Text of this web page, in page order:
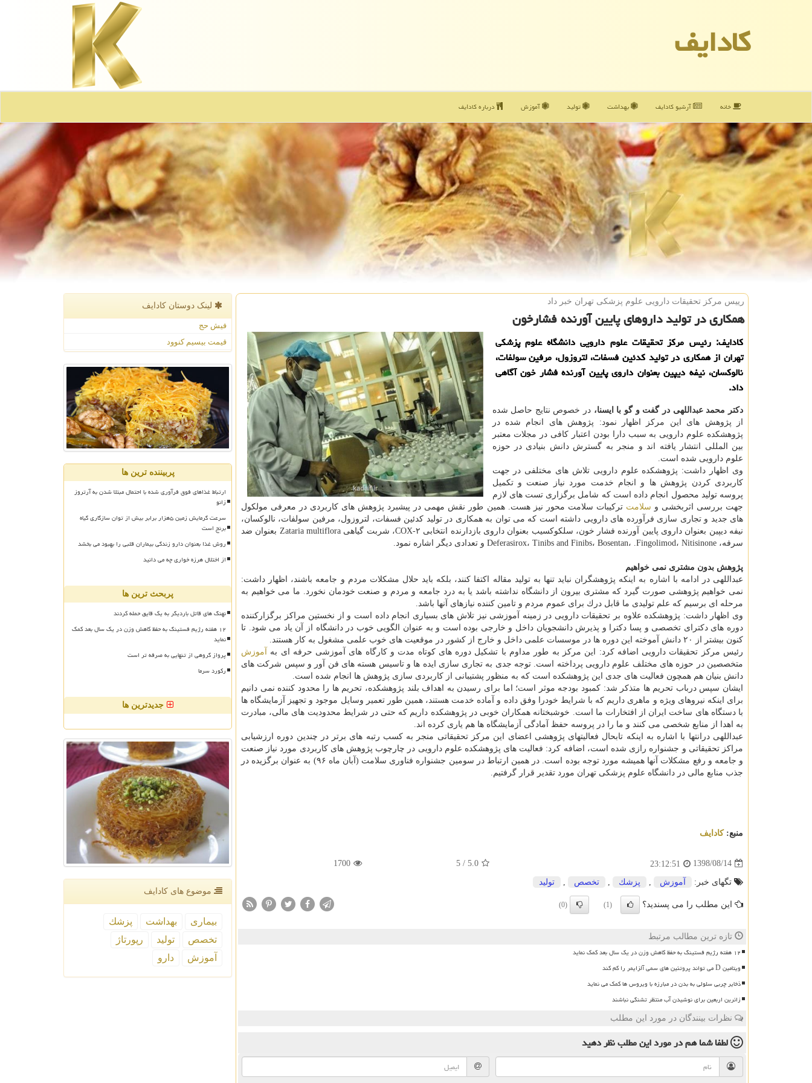
كادایف
خانه آرشیو كادایف بهداشت تولید آموزش درباره كادایف
رییس مركز تحقیقات دارویی علوم پزشكی تهران خبر داد
همكاری در تولید داروهای پایین آورنده فشارخون
كادایف: رئیس مركز تحقیقات علوم دارویی دانشگاه علوم پزشكی
تهران از همكاری در تولید كدئین فسفات، لتروزول، مرفین سولفات،
نالوكسان، نیفه دیپین بعنوان داروی پایین آورنده فشار خون آگاهی
داد.
دكتر محمد عبداللهی در گفت و گو با ایسنا، در خصوص نتایج حاصل شده
از پژوهش های این مركز اظهار نمود: پژوهش های انجام شده در
پژوهشكده علوم دارویی به سبب دارا بودن اعتبار كافی در مجلات معتبر
بین المللی انتشار یافته اند و منجر به گسترش دانش بنیادی در حوزه
علوم دارویی شده است.
وی اظهار داشت: پژوهشكده علوم دارویی تلاش های مختلفی در جهت
كاربردی كردن پژوهش ها و انجام خدمت مورد نیاز صنعت و تكمیل
پروسه تولید محصول انجام داده است كه شامل برگزاری تست های لازم
جهت بررسی اثربخشی و سلامت تركیبات سلامت محور نیز هست. همین طور نقش مهمی در پیشبرد پژوهش های كاربردی در معرفی مولكول
های جدید و تجاری سازی فرآورده های دارویی داشته است كه می توان به همكاری در تولید كدئین فسفات، لتروزول، مرفین سولفات، نالوكسان،
نیفه دیپین بعنوان داروی پایین آورنده فشار خون، سلكوكسیب بعنوان داروی بازدارنده انتخابی COX-۲، شربت گیاهی Zataria multiflora بعنوان ضد
سرفه، Deferasirox، Tinibs and Finibs، Bosentan، .Fingolimod، Nitisinone و تعدادی دیگر اشاره نمود.
پژوهش بدون مشتری نمی خواهیم
عبداللهی در ادامه با اشاره به اینكه پژوهشگران نباید تنها به تولید مقاله اكتفا كنند، بلكه باید حلال مشكلات مردم و جامعه باشند، اظهار داشت:
نمی خواهیم پژوهشی صورت گیرد كه مشتری بیرون از دانشگاه نداشته باشد یا به درد جامعه و مردم و صنعت خودمان نخورد. ما می خواهیم به
مرحله ای برسیم كه علم تولیدی ما قابل درك برای عموم مردم و تامین كننده نیازهای آنها باشد.
وی اظهار داشت: پژوهشكده علاوه بر تحقیقات دارویی در زمینه آموزشی نیز تلاش های بسیاری انجام داده است و از نخستین مراكز برگزاركننده
دوره های دكترای تخصصی و پسا دكترا و پذیرش دانشجویان داخل و خارجی بوده است و به عنوان الگویی خوب در دانشگاه از آن یاد می شود. تا
كنون بیشتر از ۲۰ دانش آموخته این دوره ها در موسسات علمی داخل و خارج از كشور در موقعیت های خوب علمی مشغول به كار هستند.
رئیس مركز تحقیقات دارویی اضافه كرد: این مركز به طور مداوم با تشكیل دوره های كوتاه مدت و كارگاه های آموزشی حرفه ای به
آموزش
متخصصین در حوزه های مختلف علوم دارویی پرداخته است. توجه جدی به تجاری سازی ایده ها و تاسیس هسته های فن آور و سپس شركت های
دانش بنیان هم همچون فعالیت های جدی این پژوهشكده است كه به منظور پشتیبانی از كاربردی سازی پژوهش ها انجام شده است.
ایشان سپس درباب تحریم ها متذكر شد: كمبود بودجه موثر است؛ اما برای رسیدن به اهداف بلند پژوهشكده، تحریم ها را محدود كننده نمی دانیم
برای اینكه نیروهای ویژه و ماهری داریم كه با شرایط خودرا وفق داده و آماده خدمت هستند، همین طور تعمیر وسایل موجود و تجهیز آزمایشگاه ها
با دستگاه های ساخت ایران از افتخارات ما است. خوشبختانه همكاران خوبی در پژوهشكده داریم كه حتی در شرایط محدودیت های مالی، مبادرت
به اهدا از منابع شخصی می كنند و ما را در پروسه حفظ آمادگی آزمایشگاه ها هم یاری كرده اند.
عبداللهی درانتها با اشاره به اینكه تابحال فعالیتهای پژوهشی اعضای این مركز تحقیقاتی منجر به كسب رتبه های برتر در چندین دوره ارزشیابی
مراكز تحقیقاتی و جشنواره رازی شده است، اضافه كرد: فعالیت های پژوهشكده علوم دارویی در چارچوب پژوهش های كاربردی مورد نیاز صنعت
و جامعه و رفع مشكلات آنها همیشه مورد توجه بوده است. در همین ارتباط در سومین جشنواره فناوری سلامت (آبان ماه ۹۶) به عنوان برگزیده در
جذب منابع مالی در دانشگاه علوم پزشكی تهران مورد تقدیر قرار گرفتیم.
منبع:كادایف
1398/08/14
23:12:51
5.0
/
5
1700
تگهای خبر: آموزش , پزشك , تخصص , تولید
این مطلب را می پسندید؟ (1)
(0)
تازه ترین مطالب مرتبط
۱۲ هفته رژیم فستینگ به حفظ کاهش وزن در یک سال بعد کمک نماید
ویتامین D می تواند پروتئین های سمی آلزایمر را کم کند
ذخایر چربی سلولی به بدن در مبارزه با ویروس ها کمک می نماید
زائرین اربعین برای نوشیدن آب منتظر تشنگی نباشند
نظرات بینندگان در مورد این مطلب
لطفا شما همدر مورد این مطلبنظر دهید
لینک دوستان كادایف
فیش حج
قیمت بیسیم کنوود
پربیننده ترین ها
ارتباط غذاهای فوق فرآوری شده با احتمال مبتلا شدن به آرتروز
زانو
سرعت گرمایش زمین ۵هزار برابر بیش از توان سازگاری گیاه
برنج است
روش غذا بعنوان دارو زندگی بیماران قلبی را بهبود می بخشد
از اختلال هرزه خواری چه می دانید
پربحث ترین ها
نهنگ های قاتل باردیگر به یک قایق حمله کردند
۱۲ هفته رژیم فستینگ به حفظ کاهش وزن در یک سال بعد کمک
نماید
پرواز گروهی از تنهایی به صرفه تر است
رکورد سرما
جدیدترین ها
موضوع های كادایف
بیماری بهداشت
پزشك
تخصص
تولید
رپورتاژ
آموزش
دارو